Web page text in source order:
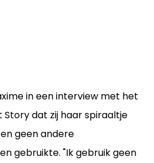
in een interview met het
dat zij haar spiraaltje
geen andere
gebruikte. "Ik gebruik geen